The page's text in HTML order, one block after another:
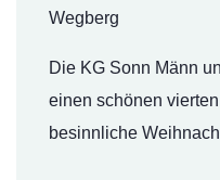
Wegberg
Die KG Sonn Männ
einen schönen
besinnliche